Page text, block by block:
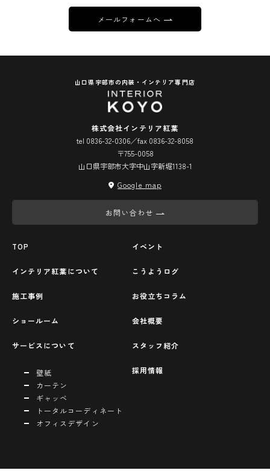
メールフォームへ
山口県宇部市の内装・インテリア専門店
株式会社インテリア紅葉
tel 0836-32-0306／fax 0836-32-8058
〒755-0058
山口県宇部市大字中山字新堀1138-1
Google map
お問い合わせ
TOP
インテリア紅葉について
施工事例
ショールーム
サービスについて
壁紙
カーテン
ギャッベ
トータルコーディネート
オフィスデザイン
イベント
こうようログ
お役立ちコラム
会社概要
スタッフ紹介
採用情報